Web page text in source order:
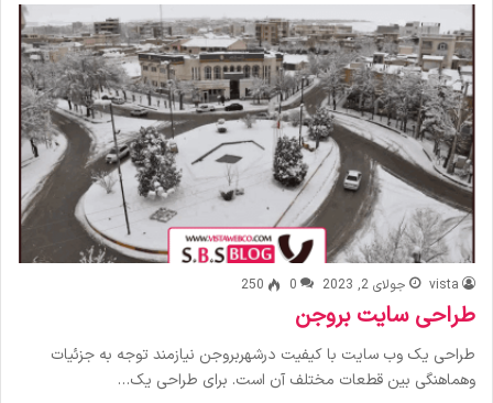
vista جولای 2, 2023 0
250
طراحی سایت بروجن
طراحی یک وب سایت با کیفیت درشهربروجن نیازمند توجه به جزئیات
وهماهنگی بین قطعات مختلف آن است. برای طراحی یک…